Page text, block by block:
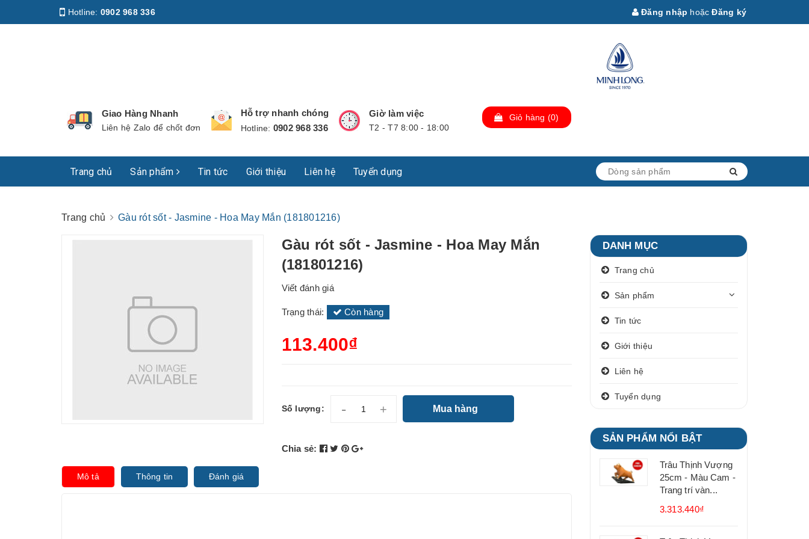
Hotline: 0902 968 336 Đăng nhập hoặc Đăng ký
Giao Hàng Nhanh
Liên hệ Zalo để chốt đơn
Hỗ trợ nhanh chóng
Hotline: 0902 968 336
Giờ làm việc
T2 - T7 8:00 - 18:00
Giỏ hàng (0)
Trang chủ Sản phẩm Tin tức Giới thiệu Liên hệ Tuyển dụng
Trang chủ Gàu rót sốt - Jasmine - Hoa May Mắn (181801216)
Gàu rót sốt - Jasmine - Hoa May Mắn
(181801216)
Viết đánh giá
Trạng thái: Còn hàng
113.400₫
Số lượng: - + Mua hàng
Chia sẻ:
Mô tả Thông tin Đánh giá
DANH MỤC
Trang chủ
Sản phẩm
Tin tức
Giới thiệu
Liên hệ
Tuyển dụng
SẢN PHẨM NỔI BẬT
Trâu Thịnh Vượng
25cm - Màu Cam -
Trang trí vàn...
3.313.440₫